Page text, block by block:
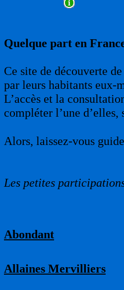
Quelque part en
Ce site de découverte
par leurs habitants eux-
L’accès et la
compléter l’une
Alors, laissez-vous
Les petites
Abondant
Allaines Mervilliers